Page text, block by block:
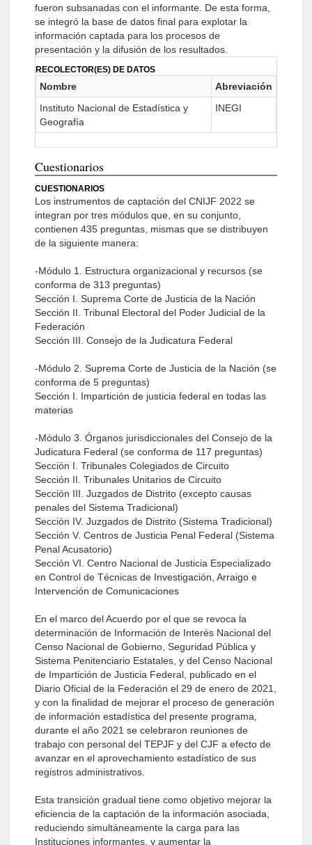
fueron subsanadas con el informante. De esta forma,
se integró la base de datos final para explotar la
información captada para los procesos de
presentación y la difusión de los resultados.
RECOLECTOR(ES) DE DATOS
Nombre
Abreviación
Instituto Nacional de Estadística y
Geografía
INEGI
Cuestionarios
CUESTIONARIOS
Los instrumentos de captación del CNIJF 2022 se
integran por tres módulos que, en su conjunto,
contienen 435 preguntas, mismas que se distribuyen
de la siguiente manera:
-Módulo 1. Estructura organizacional y recursos (se
conforma de 313 preguntas)
Sección I. Suprema Corte de Justicia de la Nación
Sección II. Tribunal Electoral del Poder Judicial de la
Federación
Sección III. Consejo de la Judicatura Federal
-Módulo 2. Suprema Corte de Justicia de la Nación (se
conforma de 5 preguntas)
Sección I. Impartición de justicia federal en todas las
materias
-Módulo 3. Órganos jurisdiccionales del Consejo de la
Judicatura Federal (se conforma de 117 preguntas)
Sección I. Tribunales Colegiados de Circuito
Sección II. Tribunales Unitarios de Circuito
Sección III. Juzgados de Distrito (excepto causas
penales del Sistema Tradicional)
Sección IV. Juzgados de Distrito (Sistema Tradicional)
Sección V. Centros de Justicia Penal Federal (Sistema
Penal Acusatorio)
Sección VI. Centro Nacional de Justicia Especializado
en Control de Técnicas de Investigación, Arraigo e
Intervención de Comunicaciones
En el marco del Acuerdo por el que se revoca la
determinación de Información de Interés Nacional del
Censo Nacional de Gobierno, Seguridad Pública y
Sistema Penitenciario Estatales, y del Censo Nacional
de Impartición de Justicia Federal, publicado en el
Diario Oficial de la Federación el 29 de enero de 2021,
y con la finalidad de mejorar el proceso de generación
de información estadística del presente programa,
durante el año 2021 se celebraron reuniones de
trabajo con personal del TEPJF y del CJF a efecto de
avanzar en el aprovechamiento estadístico de sus
registros administrativos.
Esta transición gradual tiene como objetivo mejorar la
eficiencia de la captación de la información asociada,
reduciendo simultáneamente la carga para las
Instituciones informantes, y aumentar la